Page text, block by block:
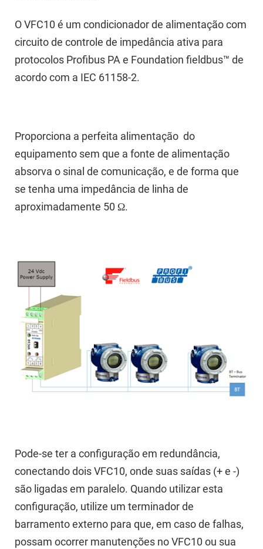
O VFC10 é um condicionador de alimentação com
circuito de controle de impedância ativa para
protocolos Profibus PA e Foundation fieldbus™ de
acordo com a IEC 61158-2.
Proporciona a perfeita alimentação do
equipamento sem que a fonte de alimentação
absorva o sinal de comunicação, e de forma que
se tenha uma impedância de linha de
aproximadamente 50 Ω.
Pode-se ter a configuração em redundância,
conectando dois VFC10, onde suas saídas (+ e -)
são ligadas em paralelo. Quando utilizar esta
configuração, utilize um terminador de
barramento externo para que, em caso de falhas,
possam ocorrer manutenções no VFC10 ou sua